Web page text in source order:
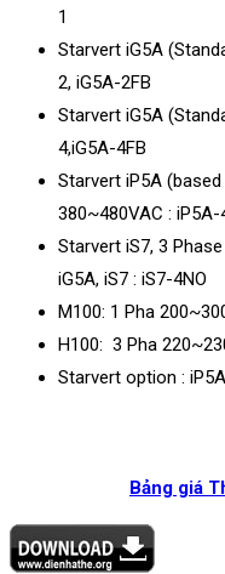
1
Starvert iG5A
2, iG5A-2FB
Starvert iG5A
4,iG5A-4FB
Starvert iP5A
380~480VAC : iP5A-
Starvert iS7, 3
iG5A, iS7 : iS7-4NO
M100: 1 Pha
H100: 3 Pha
Starvert option :
Bảng giá